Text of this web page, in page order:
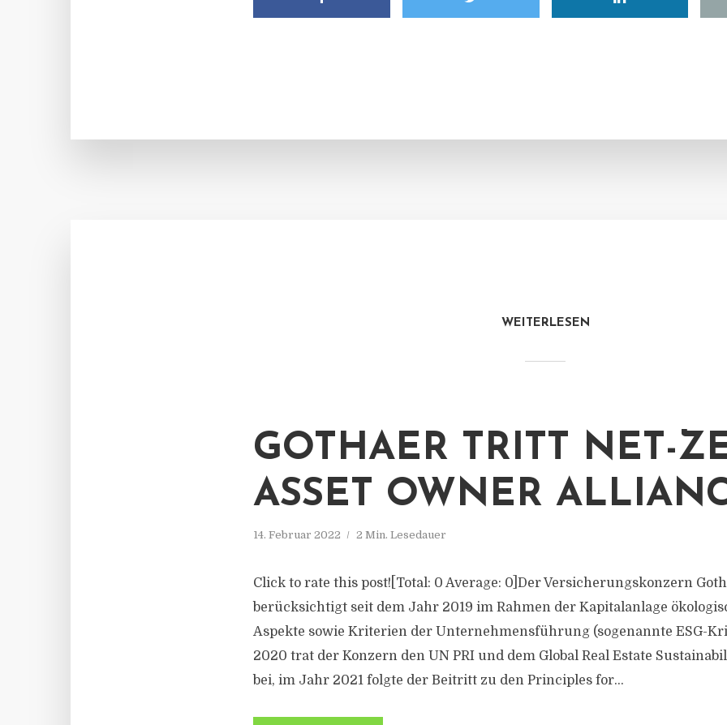
WEITERLESEN
GOTHAER TRITT NET-
ASSET OWNER
14. Februar 2022 2 Min. Lesedauer
Click to rate this post![Total: 0 Average: 0]Der Versicherungskonzern
berücksichtigt seit dem Jahr 2019 im Rahmen der Kapitalanlage
Aspekte sowie Kriterien der Unternehmensführung (sogenannte ESG-
2020 trat der Konzern den UN PRI und dem Global Real Estate
bei, im Jahr 2021 folgte der Beitritt zu den Principles for...